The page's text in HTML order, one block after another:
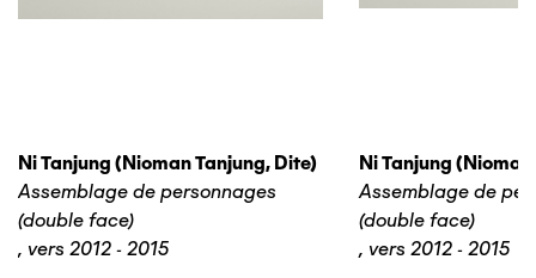
Ni Tanjung (nioman Tanjung, Dite)
Assemblage de personnages
(double face)
, vers 2012 - 2015
Ni Tanjung
Assemblage de
(double face)
, vers 2012 - 2015